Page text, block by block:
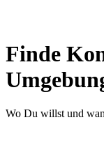
Finde
Wo Du willst und